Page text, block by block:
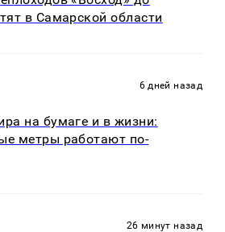
в Самарской области
6 дней назад
на бумаге и в жизни:
метры работают по-
26 минут назад